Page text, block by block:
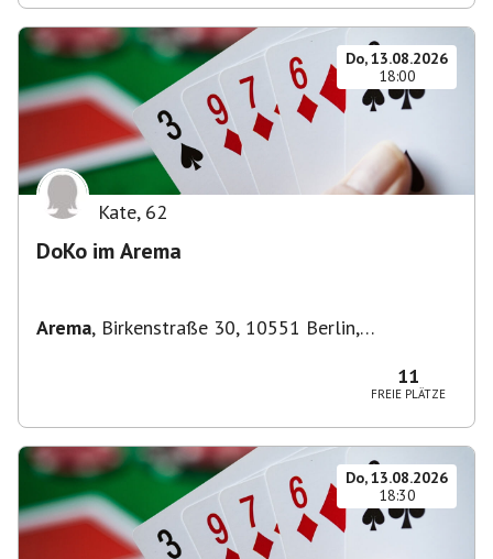
Do, 13.08.2026
18:00
Kate, 62
DoKo im Arema
Arema, Birkenstraße 30, 10551 Berlin,
11
FREIE PLÄTZE
Do, 13.08.2026
18:30